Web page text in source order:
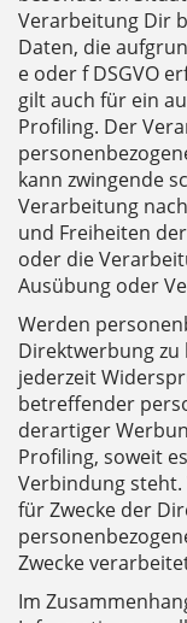
Verarbeitung Dir
Daten, die
e oder f DSGVO
gilt auch für ein
Profiling. Der
kann zwingende
Verarbeitung
und Freiheiten
oder die
Ausübung oder
Werden
Direktwerbung zu
jederzeit
betreffender
derartiger
Profiling, soweit
Verbindung
für Zwecke der
Zwecke
Im